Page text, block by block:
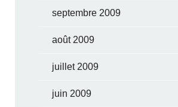
septembre 2009
août 2009
juillet 2009
juin 2009